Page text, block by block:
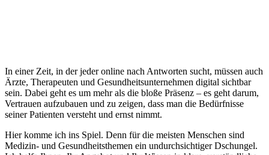
In einer Zeit, in der jeder online nach Antworten sucht, müssen auch
Ärzte, Therapeuten und Gesundheitsunternehmen digital sichtbar
sein. Dabei geht es um mehr als die bloße Präsenz – es geht darum,
Vertrauen aufzubauen und zu zeigen, dass man die Bedürfnisse
seiner Patienten versteht und ernst nimmt.
Hier komme ich ins Spiel. Denn für die meisten Menschen sind
Medizin- und Gesundheitsthemen ein undurchsichtiger Dschungel.